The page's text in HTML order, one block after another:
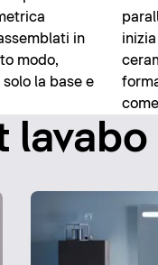
in
modo,
la base e
lavabo